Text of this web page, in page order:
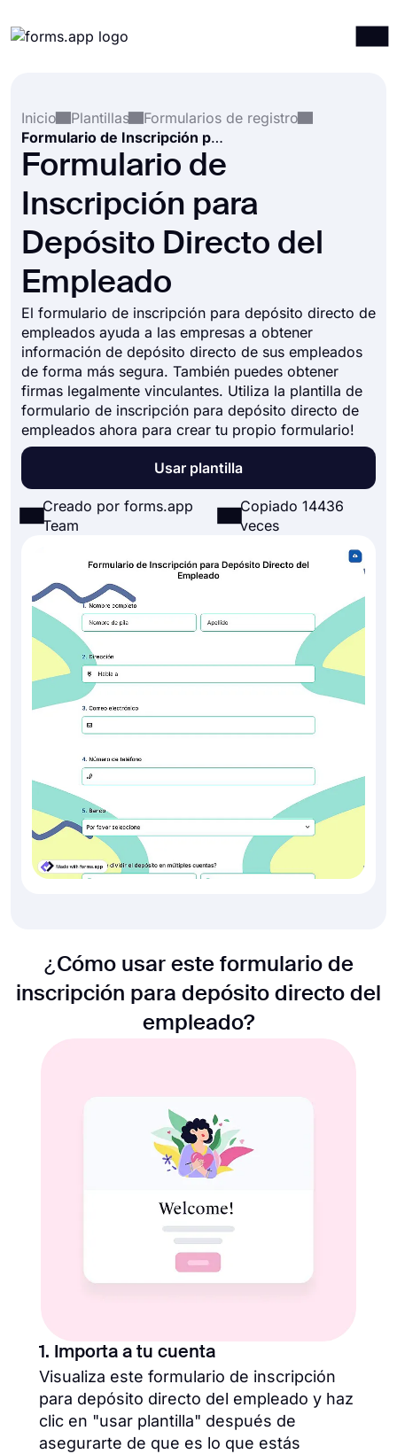
Integraciones
Plantillas
Recursos
Inicio
Plantillas
Formularios de registro
Formulario de Inscripción para Depósito Directo del Empleado
Formulario de
Inscripción para
Depósito Directo del
Empleado
El formulario de inscripción para depósito directo de
empleados ayuda a las empresas a obtener
información de depósito directo de sus empleados
de forma más segura. También puedes obtener
firmas legalmente vinculantes. Utiliza la plantilla de
formulario de inscripción para depósito directo de
empleados ahora para crear tu propio formulario!
Usar plantilla
Creado por forms.app
Team
Copiado 14436
veces
¿Cómo usar este formulario de
inscripción para depósito directo del
empleado?
1. Importa a tu cuenta
Visualiza este formulario de inscripción
para depósito directo del empleado y haz
clic en "usar plantilla" después de
asegurarte de que es lo que estás